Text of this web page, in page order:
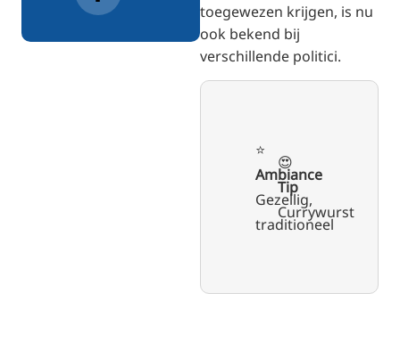
toegewezen krijgen, is nu
ook bekend bij
verschillende politici.
⭐️
Ambiance
Gezellig,
traditioneel
😍
Tip
Currywurst